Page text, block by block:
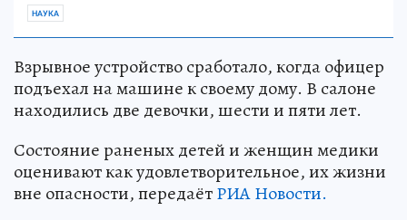
НАУКА
Взрывное устройство сработало, когда офицер
подъехал на машине к своему дому. В салоне
находились две девочки, шести и пяти лет.
Состояние раненых детей и женщин медики
оценивают как удовлетворительное, их жизни
вне опасности, передаётРИА Новости.